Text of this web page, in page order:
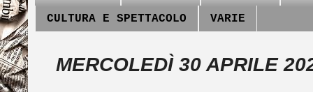
CULTURA E SPETTACOLO VARIE
MERCOLEDÌ 30 APRILE